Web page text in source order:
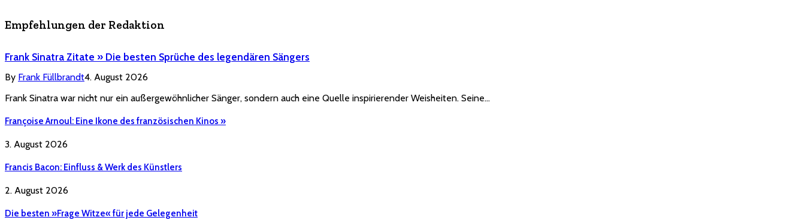
Empfehlungen der Redaktion
Frank Sinatra Zitate » Die besten Sprüche des legendären Sängers
By Frank Füllbrandt4. August 2026
Frank Sinatra war nicht nur ein außergewöhnlicher Sänger, sondern auch eine Quelle inspirierender Weisheiten. Seine…
Françoise Arnoul: Eine Ikone des französischen Kinos »
3. August 2026
Francis Bacon: Einfluss & Werk des Künstlers
2. August 2026
Die besten »Frage Witze« für jede Gelegenheit